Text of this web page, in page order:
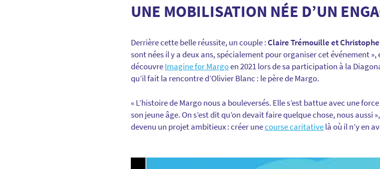
UNE MOBILISATION NÉE D’UN
Derrière cette belle réussite, un couple :Claire Trémouille et
sont nées il y a deux ans, spécialement pour organiser cet événement
découvreImagine for Margoen 2021 lors de sa participation à la
qu’il fait la rencontre d’Olivier Blanc : le père de Margo.
« L’histoire de Margo nous a bouleversés. Elle s’est battue avec une
son jeune âge. On s’est dit qu’on devait faire quelque chose, nous aussi
devenu un projet ambitieux : créer unecourse caritativelà où il n’y en